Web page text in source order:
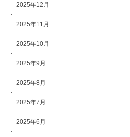
2025年12月
2025年11月
2025年10月
2025年9月
2025年8月
2025年7月
2025年6月